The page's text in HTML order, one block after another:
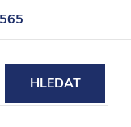
HLEDAT